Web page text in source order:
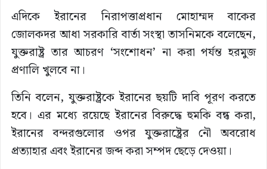
এদিকে ইরানের নিরাপত্তাপ্রধান মোহাম্মদ বাকের
জোলকদর আধা সরকারি বার্তা সংস্থা তাসনিমকে বলেছেন,
যুক্তরাষ্ট্র তার আচরণ ‘সংশোধন’ না করা পর্যন্ত হরমুজ
প্রণালি খুলবে না।
তিনি বলেন, যুক্তরাষ্ট্রকে ইরানের ছয়টি দাবি পূরণ করতে
হবে। এর মধ্যে রয়েছে ইরানের বিরুদ্ধে হুমকি বন্ধ করা,
ইরানের বন্দরগুলোর ওপর যুক্তরাষ্ট্রের নৌ অবরোধ
প্রত্যাহার এবং ইরানের জব্দ করা সম্পদ ছেড়ে দেওয়া।